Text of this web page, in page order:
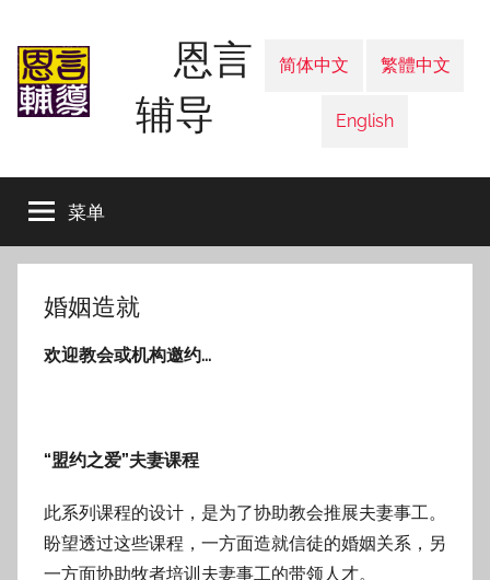
恩言
辅导
简体中文 繁體中文
English
菜单
婚姻造就
欢迎教会或机构邀约…
“盟约之爱”夫妻课程
此系列课程的设计，是为了协助教会推展夫妻事工。
盼望透过这些课程，一方面造就信徒的婚姻关系，另
一方面协助牧者培训夫妻事工的带领人才。